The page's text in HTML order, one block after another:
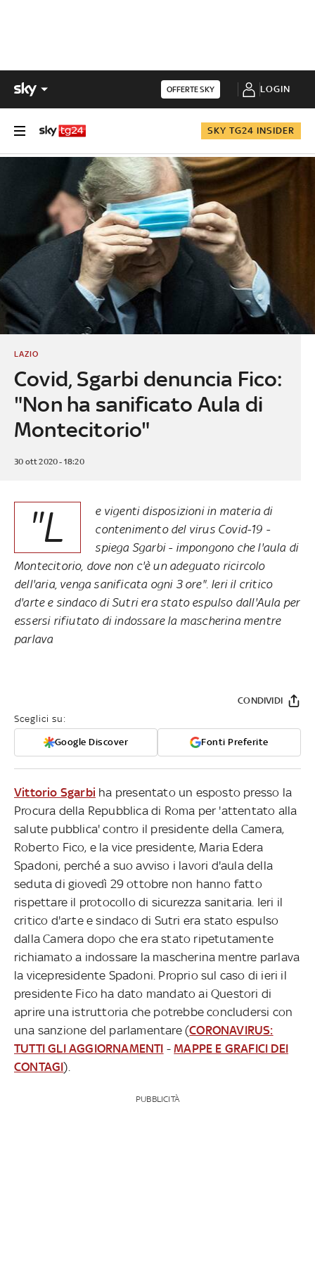
OFFERTE SKY LOGIN
SKY TG24 INSIDER
Covid, Sgarbi denuncia Fico:
"Non ha sanificato Aula di
Montecitorio"
LAZIO
30 ott 2020 - 18:20
"L
e vigenti disposizioni in materia di
contenimento del virus Covid-19 -
spiega Sgarbi - impongono che l'aula di
Montecitorio, dove non c'è un adeguato ricircolo
dell'aria, venga sanificata ogni 3 ore". Ieri il critico
d'arte e sindaco di Sutri era stato espulso dall'Aula per
essersi rifiutato di indossare la mascherina mentre
parlava
Sceglici su:
Google Discover Fonti Preferite
CONDIVIDI
Vittorio Sgarbi ha presentato un esposto presso la
Procura della Repubblica di Roma per 'attentato alla
salute pubblica' contro il presidente della Camera,
Roberto Fico, e la vice presidente, Maria Edera
Spadoni, perché a suo avviso i lavori d'aula della
seduta di giovedì 29 ottobre non hanno fatto
rispettare il protocollo di sicurezza sanitaria. Ieri il
critico d'arte e sindaco di Sutri era stato espulso
dalla Camera dopo che era stato ripetutamente
richiamato a indossare la mascherina mentre parlava
la vicepresidente Spadoni. Proprio sul caso di ieri il
presidente Fico ha dato mandato ai Questori di
aprire una istruttoria che potrebbe concludersi con
una sanzione del parlamentare (CORONAVIRUS:
TUTTI GLI AGGIORNAMENTI -MAPPE E GRAFICI DEI
CONTAGI).
PUBBLICITÀ